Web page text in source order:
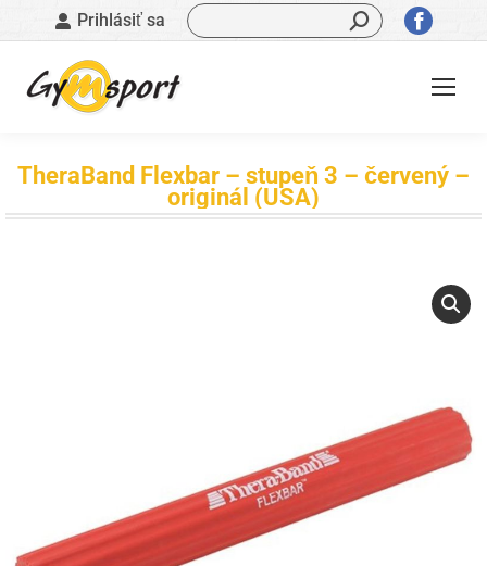
Prihlásiť sa Vyhľadávanie:
sa
otvorí
okne
TheraBand Flexbar – stupeň 3 – červený –
originál (USA)